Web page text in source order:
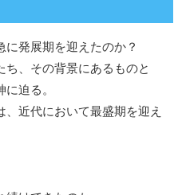
に発展期を迎えたのか？
、その背景にあるものと
迫る。
近代において最盛期を迎え